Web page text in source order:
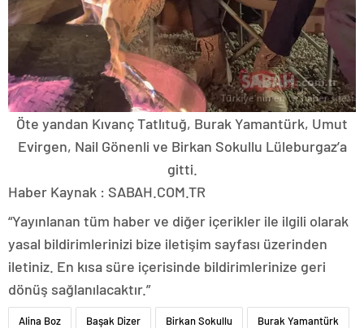
Öte yandan Kıvanç Tatlıtuğ, Burak Yamantürk, Umut
Evirgen, Nail Gönenli ve Birkan Sokullu Lüleburgaz’a
gitti.
Haber Kaynak : SABAH.COM.TR
“Yayınlanan tüm haber ve diğer içerikler ile ilgili olarak
yasal bildirimlerinizi bize iletişim sayfası üzerinden
iletiniz. En kısa süre içerisinde bildirimlerinize geri
dönüş sağlanılacaktır.”
Alina Boz Başak Dizer Birkan Sokullu Burak Yamantürk